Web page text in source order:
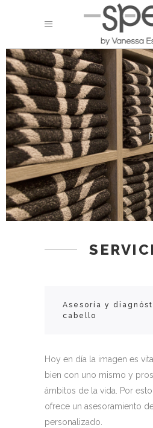
Asesoría y
cabello
Hoy en día la imagen es
bien con uno mismo y
ámbitos de la vida. Por
ofrece un asesoramiento
personalizado.